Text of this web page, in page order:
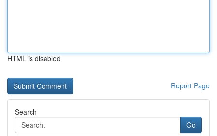
HTML is disabled
Report Page
Search
Go